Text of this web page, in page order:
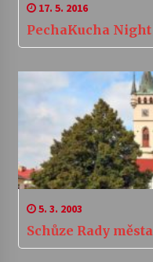
17. 5. 2016
PechaKucha
5. 3. 2003
Schůze Rady města